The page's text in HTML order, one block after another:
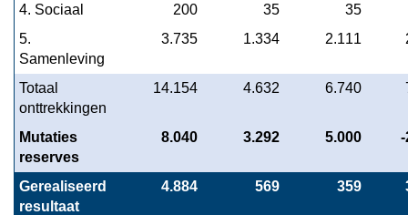
4. Sociaal
200 35
35
5.
Samenleving
3.735 1.334 2.111
Totaal
onttrekkingen
14.154 4.632 6.740
Mutaties
reserves
8.040 3.292 5.000 -
Gerealiseerd
resultaat
4.884 569 359